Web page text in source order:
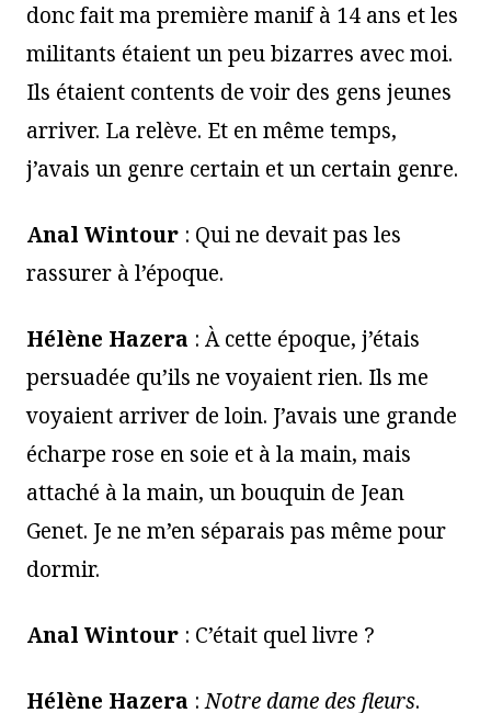
donc fait ma première manif à 14 ans et les
militants étaient un peu bizarres avec moi.
Ils étaient contents de voir des gens jeunes
arriver. La relève. Et en même temps,
j’avais un genre certain et un certain genre.
Anal Wintour : Qui ne devait pas les
rassurer à l’époque.
Hélène Hazera : À cette époque, j’étais
persuadée qu’ils ne voyaient rien. Ils me
voyaient arriver de loin. J’avais une grande
écharpe rose en soie et à la main, mais
attaché à la main, un bouquin de Jean
Genet. Je ne m’en séparais pas même pour
dormir.
Anal Wintour : C’était quel livre ?
Hélène Hazera :Notre dame des fleurs.